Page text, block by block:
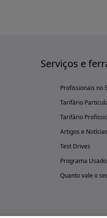
Serviços e
Profissionais no
Tarifário
Tarifário
Artigos e Notícias
Test Drives
Programa
Quanto vale o